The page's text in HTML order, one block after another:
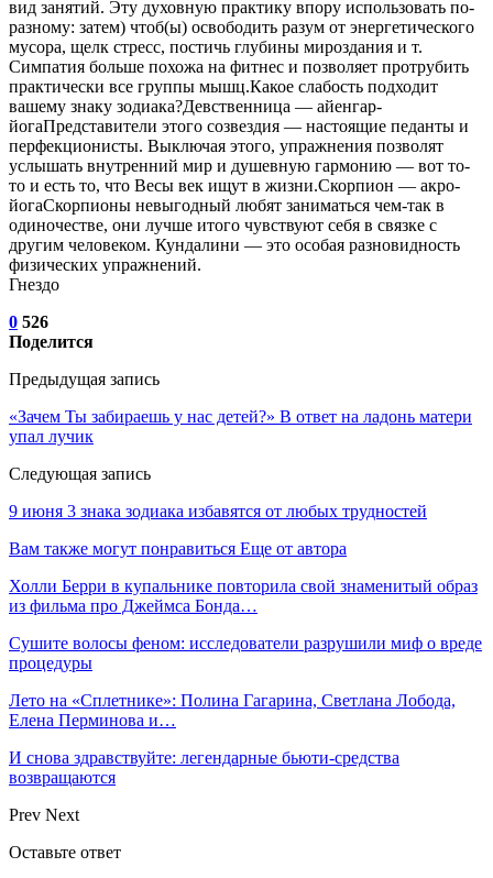
вид занятий. Эту духовную практику впору использовать по-
разному: затем) чтоб(ы) освободить разум от энергетического
мусора, щелк стресс, постичь глубины мироздания и т.
Симпатия больше похожа на фитнес и позволяет протрубить
практически все группы мышц.Какое слабость подходит
вашему знаку зодиака?Девственница — айенгар-
йогаПредставители этого созвездия — настоящие педанты и
перфекционисты. Выключая этого, упражнения позволят
услышать внутренний мир и душевную гармонию — вот то-
то и есть то, что Весы век ищут в жизни.Скорпион — акро-
йогаСкорпионы невыгодный любят заниматься чем-так в
одиночестве, они лучше итого чувствуют себя в связке с
другим человеком. Кундалини — это особая разновидность
физических упражнений.
Гнездо
0 526
Поделится
Предыдущая запись
«Зачем Ты забираешь у нас детей?» В ответ на ладонь матери
упал лучик
Следующая запись
9 июня 3 знака зодиака избавятся от любых трудностей
Вам также могут понравиться Еще от автора
Холли Берри в купальнике повторила свой знаменитый образ
из фильма про Джеймса Бонда…
Сушите волосы феном: исследователи разрушили миф о вреде
процедуры
Лето на «Сплетнике»: Полина Гагарина, Светлана Лобода,
Елена Перминова и…
И снова здравствуйте: легендарные бьюти-средства
возвращаются
Prev Next
Оставьте ответ